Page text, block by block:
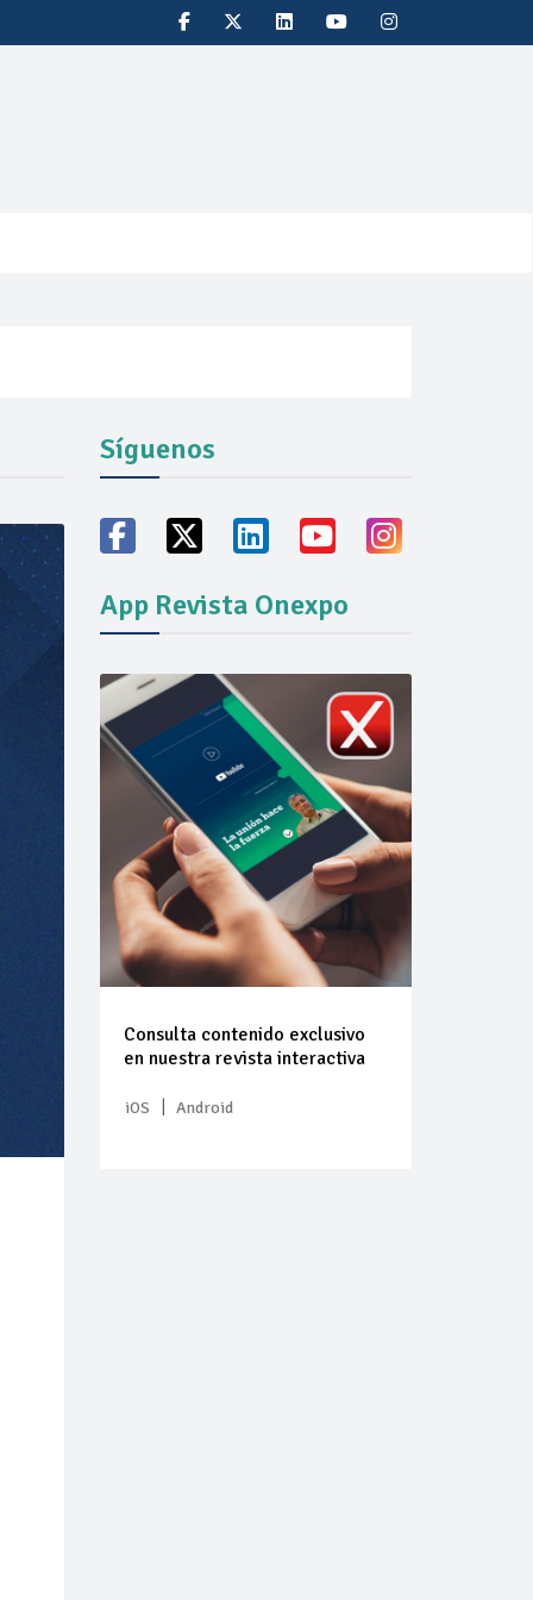
del mercado
Síguenos
App Revista Onexpo
Consulta contenido exclusivo
en nuestra revista interactiva
iOS | Android